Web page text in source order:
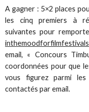
A gagner : 5×2 places
les cinq premiers à
suivantes pour
email, « Concours
coordonnées pour que
vous figurez parmi
contactés par email.